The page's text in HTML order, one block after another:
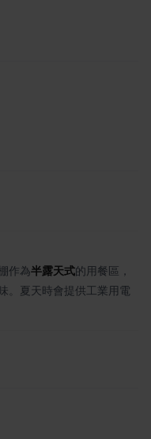
作為半露天式的用餐區，
。夏天時會提供工業用電